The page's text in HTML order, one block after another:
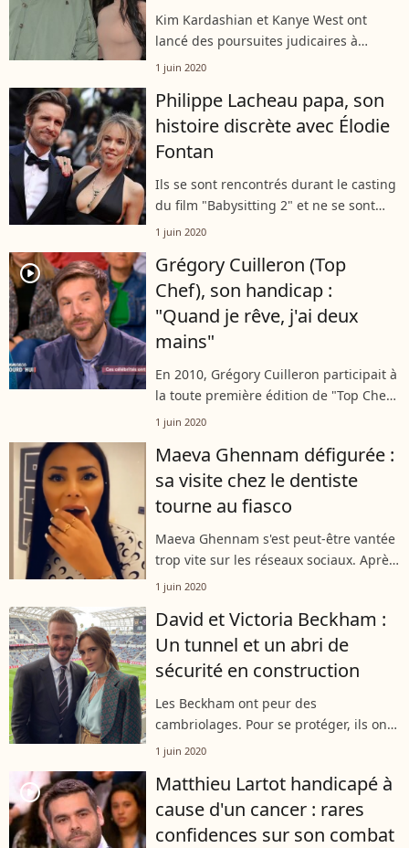
Kim Kardashian et Kanye West ont
lancé des poursuites judicaires à
l'encontre de Steve Stanulis, leur
l'apprend "TMZ.com", le 1er juin 2020.
Il y a quelques...
1 juin 2020
Philippe Lacheau papa, son
histoire discrète avec Élodie
Fontan
Ils se sont rencontrés durant le casting
du film "Babysitting 2" et ne se sont
plus jamais lâchés. Complices à la vie
Élodie Fontan évitent pourtant,...
1 juin 2020
player2
Grégory Cuilleron (Top
Chef), son handicap :
"Quand je rêve, j'ai deux
mains"
En 2010, Grégory Cuilleron participait à
la toute première édition de "Top Chef"
sur M6. Handicapé depuis sa
d'ouvrir ses propres restaurants....
1 juin 2020
Maeva Ghennam défigurée :
sa visite chez le dentiste
tourne au fiasco
Maeva Ghennam s'est peut-être vantée
trop vite sur les réseaux sociaux. Après
avoir fièrement dévoilé ses nouvelles
réalité a malencontreusement...
1 juin 2020
David et Victoria Beckham :
Un tunnel et un abri de
sécurité en construction
Les Beckham ont peur des
cambriolages. Pour se protéger, ils ont
demandé l'autorisation de construire
sécurité dans leur maison de
campagne.
1 juin 2020
player2
Matthieu Lartot handicapé à
cause d'un cancer : rares
confidences sur son combat